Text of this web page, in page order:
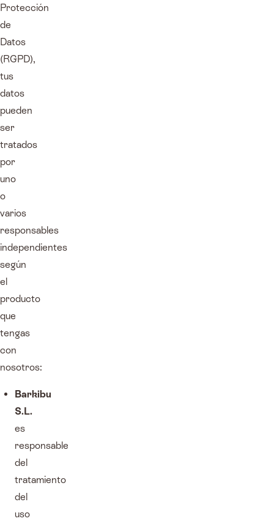
Protección
de
Datos
(RGPD),
tus
datos
pueden
ser
tratados
por
uno
o
varios
responsables
independientes
según
el
producto
que
tengas
con
nosotros:
Barkibu
S.L.
es
responsable
del
tratamiento
del
uso